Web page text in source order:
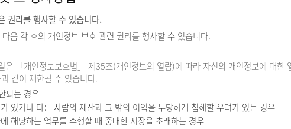
권리를 행사할 수 있습니다.
음 각 호의 개인정보 보호 관련 권리를 행사할 수 있습니다.
은 「개인정보보호법」 제35조(개인정보의 열람)에 따라 자신의 개인정보에 대한
같이 제한될 수 있습니다.
되는 경우
있거나 다른 사람의 재산과 그 밖의 이익을 부당하게 침해할 우려가 있는 경우
해당하는 업무를 수행할 때 중대한 지장을 초래하는 경우